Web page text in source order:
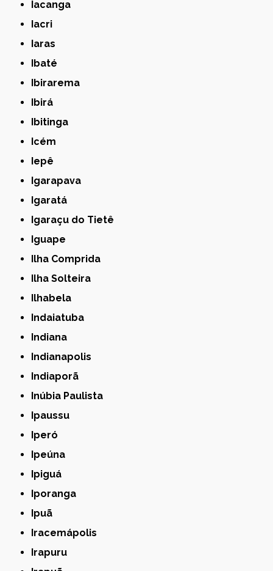
Iacanga
Iacri
Iaras
Ibaté
Ibirarema
Ibirá
Ibitinga
Icém
Iepê
Igarapava
Igaratá
Igaraçu do Tietê
Iguape
Ilha Comprida
Ilha Solteira
Ilhabela
Indaiatuba
Indiana
Indianapolis
Indiaporã
Inúbia Paulista
Ipaussu
Iperó
Ipeúna
Ipiguá
Iporanga
Ipuã
Iracemápolis
Irapuru